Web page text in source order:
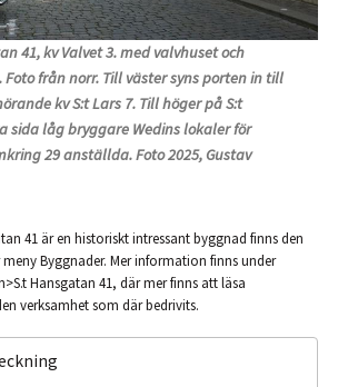
41, kv Valvet 3. med valvhuset och
från norr. Till väster syns porten in till
kv S:t Lars 7. Till höger på S:t
sida låg bryggare Wedins lokaler för
29 anställda. Foto 2025, Gustav
41 är en historiskt intressant byggnad finns den
Byggnader. Mer information finns under
Hansgatan 41, där mer finns att läsa
verksamhet som där bedrivits.